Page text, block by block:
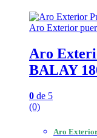
Aro Exterior
Aro
BALAY
0 de 5
(0)
Aro